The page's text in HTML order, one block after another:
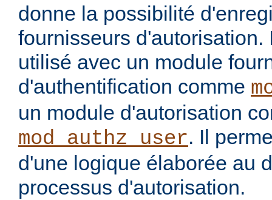
donne la possibilité
fournisseurs d'autorisation.
utilisé avec un module
d'authentification comme
un module d'autorisation
mod_authz_user. Il
d'une logique élaborée au
processus d'autorisation.